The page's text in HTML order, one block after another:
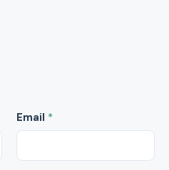
Email *